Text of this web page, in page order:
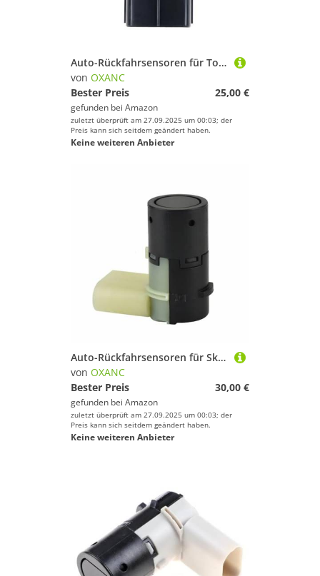
Auto-Rückfahrsensoren für Toyota Wish 2.0L 2012 2013 2014 Auto-PDC-Parksensor Radarsensor Rückfahrsensor 89341-33210 8934133210 3 Farben (Silber, 1 Stück)
von OXANC
Bester Preis
25,00 €
gefunden bei Amazon
zuletzt überprüft am 27.09.2025 um 00:03; der
Preis kann sich seitdem geändert haben.
Keine weiteren Anbieter
Auto-Rückfahrsensoren für Skoda für Octavia 2004 2005-2012, Parksensor, elektromagnetischer Totwinkel-Assistent, 7H0919275, 7H0919275C
von OXANC
Bester Preis
30,00 €
gefunden bei Amazon
zuletzt überprüft am 27.09.2025 um 00:03; der
Preis kann sich seitdem geändert haben.
Keine weiteren Anbieter